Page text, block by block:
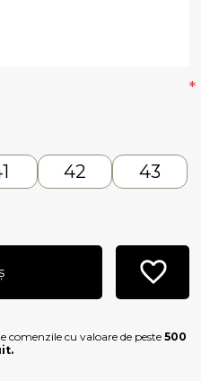
*
42
43
comenzile cu valoare de peste500